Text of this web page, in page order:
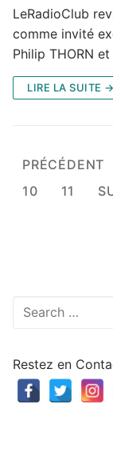
LeRadioClub
comme invité
Philip THORN
LIRE LA SUITE →
Pagination
des
PRÉCÉDENT
10
11
Rechercher
Restez en